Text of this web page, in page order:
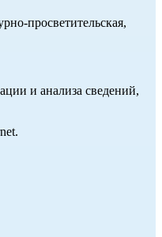
просветительская,
и анализа сведений,